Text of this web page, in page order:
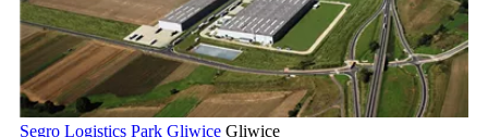
Segro Logistics Park Gliwice Gliwice